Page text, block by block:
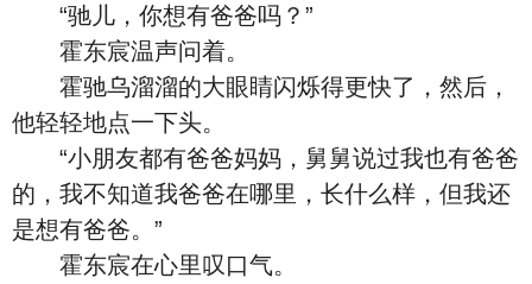
“驰儿，你想有爸爸吗？”
霍东宸温声问着。
霍驰乌溜溜的大眼睛闪烁得更快了，然后，
他轻轻地点一下头。
“小朋友都有爸爸妈妈，舅舅说过我也有爸爸
的，我不知道我爸爸在哪里，长什么样，但我还
是想有爸爸。”
霍东宸在心里叹口气。